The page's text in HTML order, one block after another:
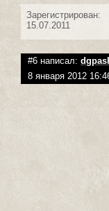
Зарегистрирован:
15.07.2011
#6 написал:
8 января 2012